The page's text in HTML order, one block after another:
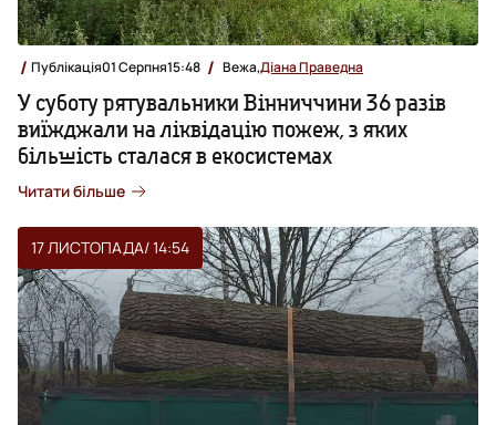
Публікація01 Серпня15:48 Вежа,Діана Праведна
У суботу рятувальники Вінниччини 36 разів
виїжджали на ліквідацію пожеж, з яких
більшість сталася в екосистемах
Читати більше
17 ЛИСТОПАДА/ 14:54